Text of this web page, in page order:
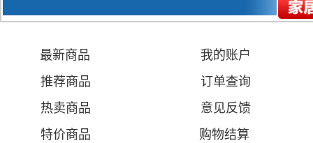
最新商品
我的账户
推荐商品
订单查询
热卖商品
意见反馈
特价商品
购物结算